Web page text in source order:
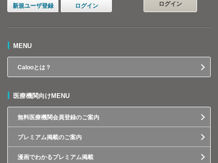
新規ユーザ登録 ログイン
ログイン
MENU
Calooとは？
医療機関向けMENU
無料医療機関会員登録のご案内
プレミアム掲載のご案内
漫画でわかるプレミアム掲載